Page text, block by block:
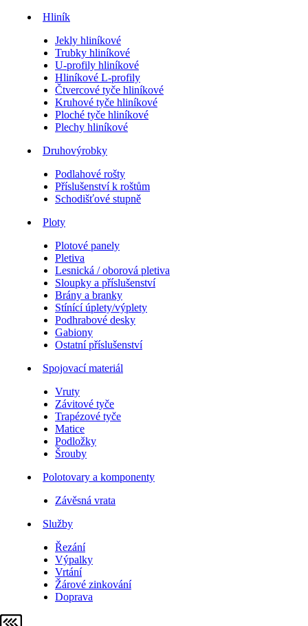
Hliník
Jekly hliníkové
Trubky hliníkové
U-profily hliníkové
Hliníkové L-profily
Čtvercové tyče hliníkové
Kruhové tyče hliníkové
Ploché tyče hliníkové
Plechy hliníkové
Druhovýrobky
Podlahové rošty
Příslušenství k roštům
Schodišťové stupně
Ploty
Plotové panely
Pletiva
Lesnická / oborová pletiva
Sloupky a příslušenství
Brány a branky
Stínící úplety/výplety
Podhrabové desky
Gabiony
Ostatní příslušenství
Spojovací materiál
Vruty
Závitové tyče
Trapézové tyče
Matice
Podložky
Šrouby
Polotovary a komponenty
Závěsná vrata
Služby
Řezání
Výpalky
Vrtání
Žárové zinkování
Doprava